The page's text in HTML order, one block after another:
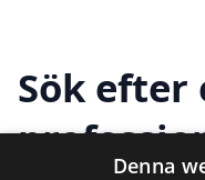
Sök efter
Denna